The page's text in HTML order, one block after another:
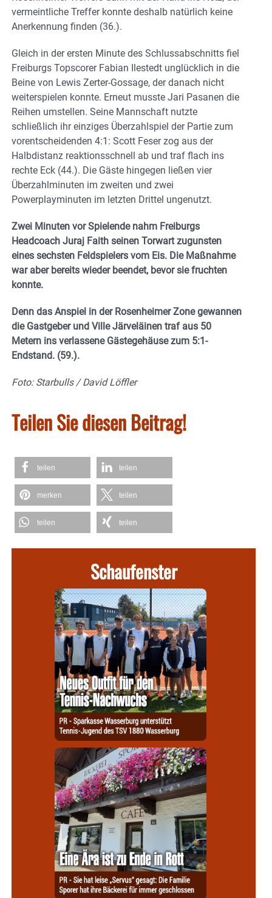
vermeintliche Treffer konnte deshalb natürlich keine
Anerkennung finden (36.).
Gleich in der ersten Minute des Schlussabschnitts fiel
Freiburgs Topscorer Fabian Ilestedt unglücklich in die
Beine von Lewis Zerter-Gossage, der danach nicht
weiterspielen konnte. Erneut musste Jari Pasanen die
Reihen umstellen. Seine Mannschaft nutzte
schließlich ihr einziges Überzahlspiel der Partie zum
vorentscheidenden 4:1: Scott Feser zog aus der
Halbdistanz reaktionsschnell ab und traf flach ins
rechte Eck (44.). Die Gäste hingegen ließen vier
Überzahlminuten im zweiten und zwei
Powerplayminuten im letzten Drittel ungenutzt.
Zwei Minuten vor Spielende nahm Freiburgs
Headcoach Juraj Faith seinen Torwart zugunsten
eines sechsten Feldspielers vom Eis. Die Maßnahme
war aber bereits wieder beendet, bevor sie fruchten
konnte.
Denn das Anspiel in der Rosenheimer Zone gewannen
die Gastgeber und Ville Järveläinen traf aus 50
Metern ins verlassene Gästegehäuse zum 5:1-
Endstand. (59.).
Foto: Starbulls / David Löffler
Teilen Sie diesen Beitrag!
teilen teilen
merken teilen
teilen teilen
Schaufenster